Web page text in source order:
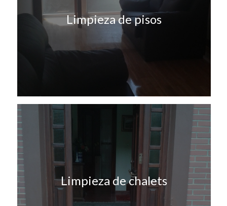
Limpieza de pisos
Limpieza de chalets